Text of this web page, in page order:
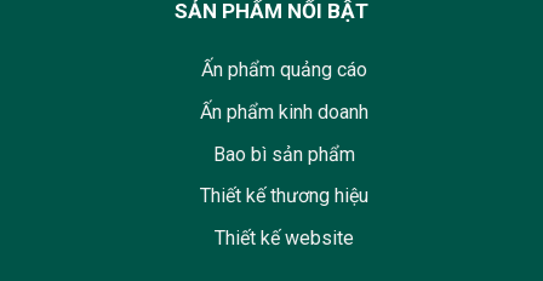
SẢN PHẨM NỔI BẬT
Ấn phẩm quảng cáo
Ấn phẩm kinh doanh
Bao bì sản phẩm
Thiết kế thương hiệu
Thiết kế website